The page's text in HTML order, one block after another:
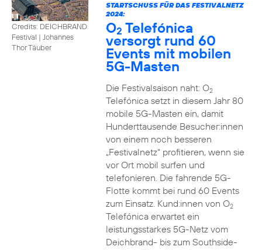
Credits: DEICHBRAND
Festival | Johannes
Thor Täuber
STARTSCHUSS FÜR DAS FESTIVALNETZ
2024:
O2 Telefónica
versorgt rund 60
Events mit mobilen
5G-Masten
Die Festivalsaison naht: O2
Telefónica setzt in diesem Jahr 80
mobile 5G-Masten ein, damit
Hunderttausende Besucher:innen
von einem noch besseren
„Festivalnetz“ profitieren, wenn sie
vor Ort mobil surfen und
telefonieren. Die fahrende 5G-
Flotte kommt bei rund 60 Events
zum Einsatz. Kund:innen von O2
Telefónica erwartet ein
leistungsstarkes 5G-Netz vom
Deichbrand- bis zum Southside-